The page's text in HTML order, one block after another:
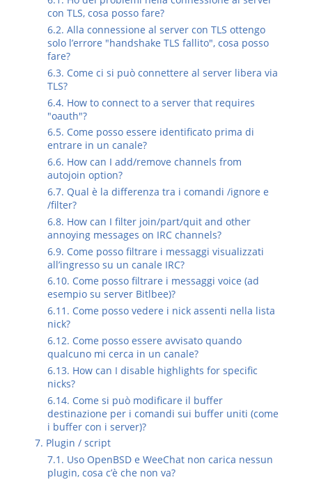
con TLS, cosa posso fare?
6.2. Alla connessione al server con TLS ottengo
solo l’errore "handshake TLS fallito", cosa posso
fare?
6.3. Come ci si può connettere al server libera via
TLS?
6.4. How to connect to a server that requires
"oauth"?
6.5. Come posso essere identificato prima di
entrare in un canale?
6.6. How can I add/remove channels from
autojoin option?
6.7. Qual è la differenza tra i comandi /ignore e
/filter?
6.8. How can I filter join/part/quit and other
annoying messages on IRC channels?
6.9. Come posso filtrare i messaggi visualizzati
all’ingresso su un canale IRC?
6.10. Come posso filtrare i messaggi voice (ad
esempio su server Bitlbee)?
6.11. Come posso vedere i nick assenti nella lista
nick?
6.12. Come posso essere avvisato quando
qualcuno mi cerca in un canale?
6.13. How can I disable highlights for specific
nicks?
6.14. Come si può modificare il buffer
destinazione per i comandi sui buffer uniti (come
i buffer con i server)?
7. Plugin / script
7.1. Uso OpenBSD e WeeChat non carica nessun
plugin, cosa c’è che non va?